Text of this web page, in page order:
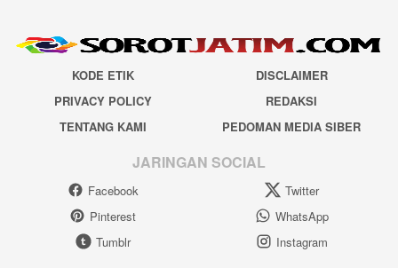
KODE ETIK
DISCLAIMER
PRIVACY POLICY
REDAKSI
TENTANG KAMI
PEDOMAN MEDIA SIBER
JARINGAN SOCIAL
Facebook
Twitter
Pinterest
WhatsApp
Tumblr
Instagram